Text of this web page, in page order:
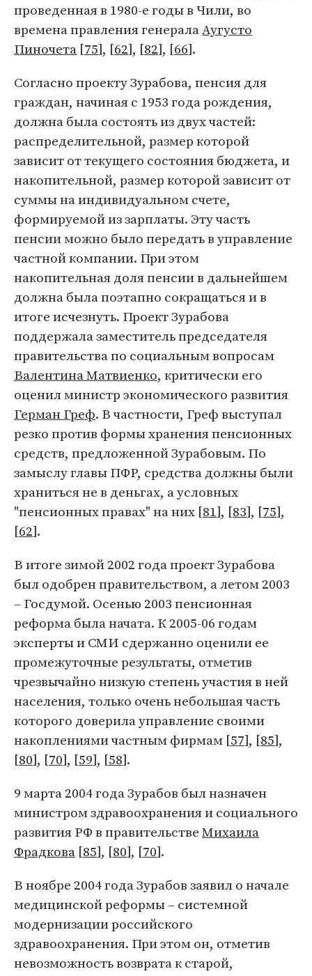
проведенная в 1980-е годы в Чили, во
времена правления генералаАугусто
Пиночета [75], [62], [82], [66].
Согласно проекту Зурабова, пенсия для
граждан, начиная с 1953 года рождения,
должна была состоять из двух частей:
распределительной, размер которой
зависит от текущего состояния бюджета, и
накопительной, размер которой зависит от
суммы на индивидуальном счете,
формируемой из зарплаты. Эту часть
пенсии можно было передать в управление
частной компании. При этом
накопительная доля пенсии в дальнейшем
должна была поэтапно сокращаться и в
итоге исчезнуть. Проект Зурабова
поддержала заместитель председателя
правительства по социальным вопросам
Валентина Матвиенко, критически его
оценил министр экономического развития
Герман Греф. В частности, Греф выступал
резко против формы хранения пенсионных
средств, предложенной Зурабовым. По
замыслу главы ПФР, средства должны были
храниться не в деньгах, а условных
"пенсионных правах" на них [81], [83], [75],
[62].
В итоге зимой 2002 года проект Зурабова
был одобрен правительством, а летом 2003
– Госдумой. Осенью 2003 пенсионная
реформа была начата. К 2005-06 годам
эксперты и СМИ сдержанно оценили ее
промежуточные результаты, отметив
чрезвычайно низкую степень участия в ней
населения, только очень небольшая часть
которого доверила управление своими
накоплениями частным фирмам [57], [85],
[80], [70], [59], [58].
9 марта 2004 года Зурабов был назначен
министром здравоохранения и социального
развития РФ в правительствеМихаила
Фрадкова [85], [80], [70].
В ноябре 2004 года Зурабов заявил о начале
медицинской реформы – системной
модернизации российского
здравоохранения. При этом он, отметив
невозможность возврата к старой,